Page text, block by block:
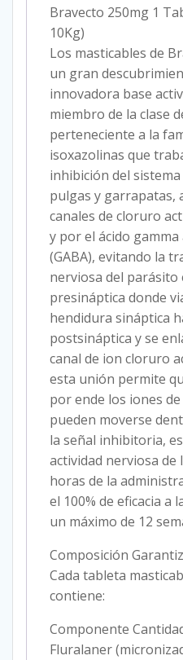
Bravecto 250mg 1
10Kg)
Los masticables de
un gran
innovadora base
miembro de la clase
perteneciente a la
isoxazolinas que
inhibición del
pulgas y garrapatas,
canales de cloruro
y por el ácido
(GABA), evitando la
nerviosa del parásito
presináptica donde
hendidura sináptica
postsináptica y se
canal de ion cloruro
esta unión permite
por ende los iones
pueden moverse
la señal inhibitoria,
actividad nerviosa de
horas de la
el 100% de eficacia a
un máximo de 12
Composición
Cada tableta
contiene:
Componente
Fluralaner